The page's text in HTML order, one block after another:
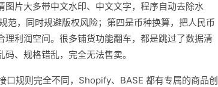
片大多带中文水印、中文文字，程序自动去除水
范，同时规避版权风险；第四是币种换算，把人民币
利润空间。很多铺货功能翻车，都是跳过了数据清
、规格错乱，完全无法售卖。
口规则完全不同，Shopify、BASE 都有专属的商品创